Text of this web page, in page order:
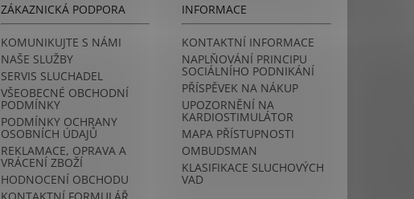
ZÁKAZNICKÁ PODPORA
KOMUNIKUJTE S NÁMI
NAŠE SLUŽBY
SERVIS SLUCHADEL
VŠEOBECNÉ OBCHODNÍ
PODMÍNKY
PODMÍNKY OCHRANY
OSOBNÍCH ÚDAJŮ
REKLAMACE, OPRAVA A
VRÁCENÍ ZBOŽÍ
HODNOCENÍ OBCHODU
INFORMACE
KONTAKTNÍ INFORMACE
NAPLŇOVÁNÍ PRINCIPU
SOCIÁLNÍHO PODNIKÁNÍ
PŘÍSPĚVEK NA NÁKUP
UPOZORNĚNÍ NA
KARDIOSTIMULÁTOR
MAPA PŘÍSTUPNOSTI
OMBUDSMAN
KLASIFIKACE SLUCHOVÝCH
VAD